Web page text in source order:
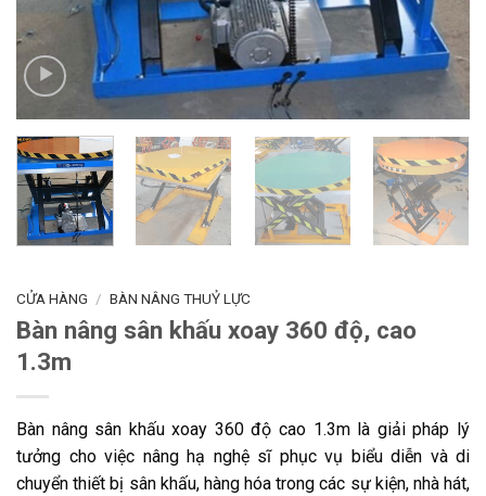
CỬA HÀNG / BÀN NÂNG THUỶ LỰC
Bàn nâng sân khấu xoay 360 độ, cao
1.3m
Bàn nâng sân khấu xoay 360 độ cao 1.3m là giải pháp lý
tưởng cho việc nâng hạ nghệ sĩ phục vụ biểu diễn và di
chuyển thiết bị sân khấu, hàng hóa trong các sự kiện, nhà hát,